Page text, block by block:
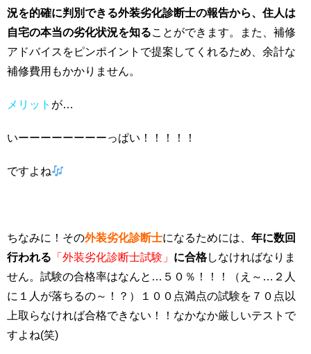
況を的確に判別できる外装劣化診断士の報告から、住人は
自宅の本当の劣化状況を知ることができます。また、補修
アドバイスをピンポイントで提案してくれるため、余計な
補修費用もかかりません。
メリット が…
いーーーーーーーーっぱい！！！！！
ですよね
ちなみに！その外装劣化診断士になるためには、 年に数回
行われる 「外装劣化診断士試験」 に合格しなければなりま
せん。試験の合格率はなんと…５０％！！！（え～…２人
に１人が落ちるの～！？）１００点満点の試験を７０点以
上取らなければ合格できない！！なかなか厳しいテストで
すよね(笑)